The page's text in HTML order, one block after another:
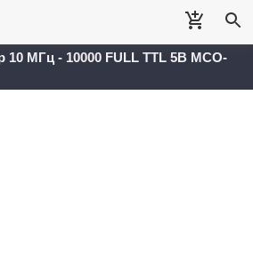
10 МГц - 10000 FULL TTL 5В MCO-